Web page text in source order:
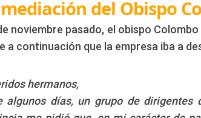
del Obispo
noviembre pasado, el obispo
a continuación que la empresa iba a
hermanos,
algunos días, un grupo de